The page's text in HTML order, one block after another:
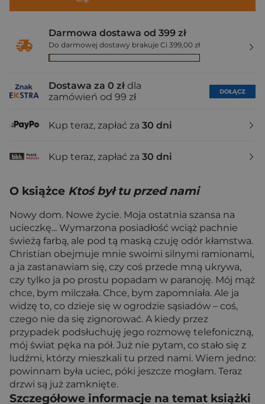
Darmowa dostawa od 399 zł
Do darmowej dostawy brakuje Ci 399,00 zł
Dostawa za 0 zł dla
zamówień od 99 zł
DOŁĄCZ
Kup teraz, zapłać za 30 dni
Kup teraz, zapłać za 30 dni
O książce Ktoś był tu przed nami
Nowy dom. Nowe życie. Moja ostatnia szansa na
ucieczkę... Wymarzona posiadłość wciąż pachnie
świeżą farbą, ale pod tą maską czuję odór kłamstwa.
Christian obejmuje mnie swoimi silnymi ramionami,
a ja zastanawiam się, czy coś przede mną ukrywa,
czy tylko ja po prostu popadam w paranoję. Mój mąż
chce, bym milczała. Chce, bym zapomniała. Ale ja
widzę to, co dzieje się w ogrodzie sąsiadów – coś,
czego nie da się zignorować. A kiedy przez
przypadek podsłuchuję jego rozmowę telefoniczną,
mój świat pęka na pół. Już nie pytam, co stało się z
ludźmi, którzy mieszkali tu przed nami. Wiem jedno:
powinnam była uciec, póki jeszcze mogłam. Teraz
drzwi są już zamknięte.
Szczegółowe informacje na temat książki